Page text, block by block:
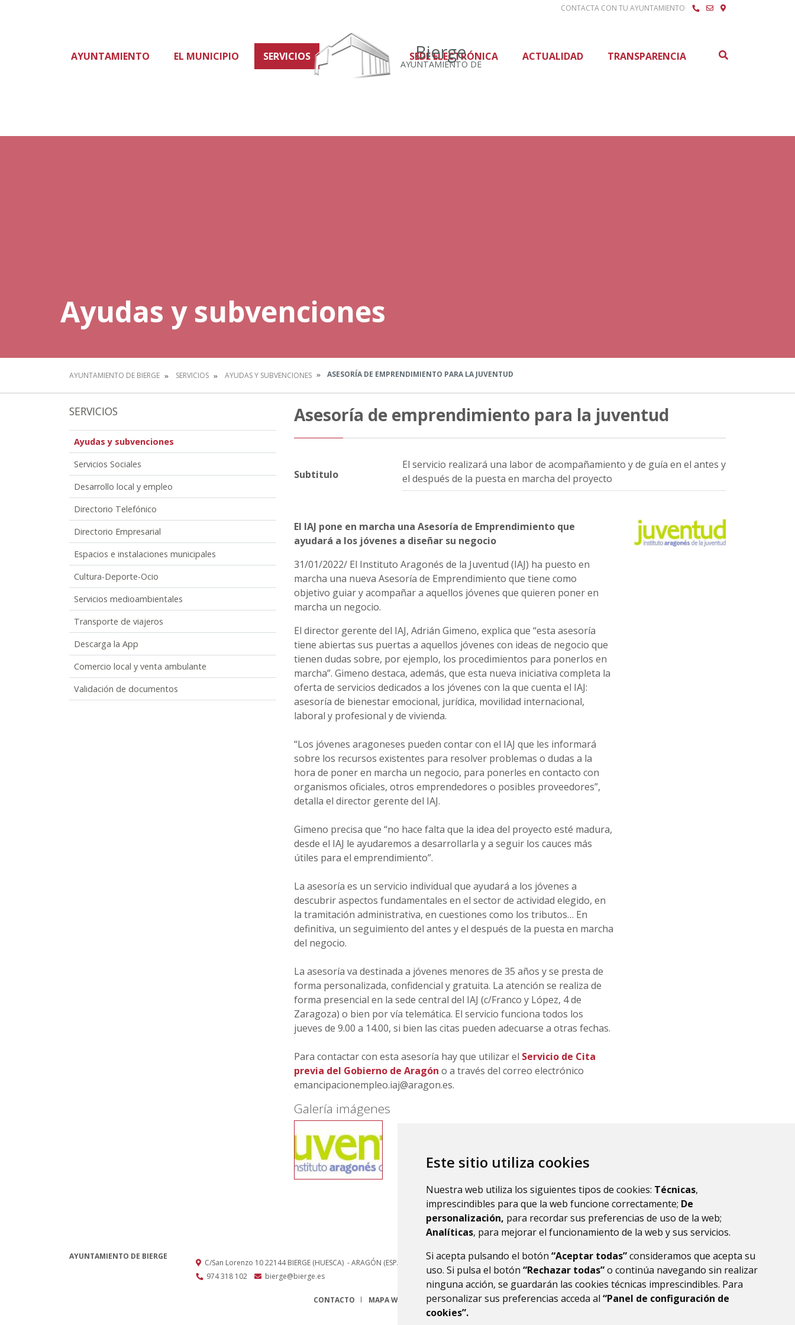
Este sitio utiliza cookies
Nuestra web utiliza los siguientes tipos de cookies: Técnicas,
imprescindibles para que la web funcione correctamente; De
personalización, para recordar sus preferencias de uso de la web;
Analíticas, para mejorar el funcionamiento de la web y sus servicios.
Si acepta pulsando el botón “Aceptar todas”consideramos que acepta su
uso. Si pulsa el botón “Rechazar todas”o continúa navegando sin realizar
ninguna acción, se guardarán las cookies técnicas imprescindibles. Para
personalizar sus preferencias acceda al “Panel de configuración de
cookies”.
CONTACTA CON TU AYUNTAMIENTO
Bierge
AYUNTAMIENTO DE
AYUNTAMIENTO EL MUNICIPIO SERVICIOS SEDE ELECTRÓNICA ACTUALIDAD TRANSPARENCIA
Ayudas y subvenciones
AYUNTAMIENTO DE BIERGE SERVICIOS AYUDAS Y SUBVENCIONES ASESORÍA DE EMPRENDIMIENTO PARA LA JUVENTUD
SERVICIOS
Ayudas y subvenciones
Servicios Sociales
Desarrollo local y empleo
Directorio Telefónico
Directorio Empresarial
Espacios e instalaciones municipales
Cultura-Deporte-Ocio
Servicios medioambientales
Transporte de viajeros
Descarga la App
Comercio local y venta ambulante
Validación de documentos
Asesoría de emprendimiento para la juventud
Subtitulo
El servicio realizará una labor de acompañamiento y de guía en el antes y
el después de la puesta en marcha del proyecto
El IAJ pone en marcha una Asesoría de Emprendimiento que
ayudará a los jóvenes a diseñar su negocio
31/01/2022/ El Instituto Aragonés de la Juventud (IAJ) ha puesto en
marcha una nueva Asesoría de Emprendimiento que tiene como
objetivo guiar y acompañar a aquellos jóvenes que quieren poner en
marcha un negocio.
El director gerente del IAJ, Adrián Gimeno, explica que “esta asesoría
tiene abiertas sus puertas a aquellos jóvenes con ideas de negocio que
tienen dudas sobre, por ejemplo, los procedimientos para ponerlos en
marcha”. Gimeno destaca, además, que esta nueva iniciativa completa la
oferta de servicios dedicados a los jóvenes con la que cuenta el IAJ:
asesoría de bienestar emocional, jurídica, movilidad internacional,
laboral y profesional y de vivienda.
“Los jóvenes aragoneses pueden contar con el IAJ que les informará
sobre los recursos existentes para resolver problemas o dudas a la
hora de poner en marcha un negocio, para ponerles en contacto con
organismos oficiales, otros emprendedores o posibles proveedores”,
detalla el director gerente del IAJ.
Gimeno precisa que “no hace falta que la idea del proyecto esté madura,
desde el IAJ le ayudaremos a desarrollarla y a seguir los cauces más
útiles para el emprendimiento”.
La asesoría es un servicio individual que ayudará a los jóvenes a
descubrir aspectos fundamentales en el sector de actividad elegido, en
la tramitación administrativa, en cuestiones como los tributos… En
definitiva, un seguimiento del antes y el después de la puesta en marcha
del negocio.
La asesoría va destinada a jóvenes menores de 35 años y se presta de
forma personalizada, confidencial y gratuita. La atención se realiza de
forma presencial en la sede central del IAJ (c/Franco y López, 4 de
Zaragoza) o bien por vía telemática. El servicio funciona todos los
jueves de 9.00 a 14.00, si bien las citas pueden adecuarse a otras fechas.
Para contactar con esta asesoría hay que utilizar el Servicio de Cita
previa del Gobierno de Aragón o a través del correo electrónico
emancipacionempleo.iaj@aragon.es.
Galería imágenes
AYUNTAMIENTO DE BIERGE
C/San Lorenzo 1022144 BIERGE (HUESCA) - ARAGÓN (ESPAÑA)
974 318 102
bierge@bierge.es
CONTACTO MAPA WEB AVISO LEGAL PROTECCIÓN DE DATOS ACCESIBILIDAD POLÍTICA DE COOKIES